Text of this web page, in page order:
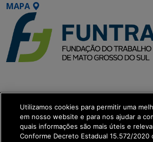
MAPA
Executiva de
Transformação Digital
get_footer();
Utilizamos cookies para permitir uma
em nosso website e para nos ajudar a
quais informações são mais úteis e
Conforme Decreto Estadual 15.572/2020